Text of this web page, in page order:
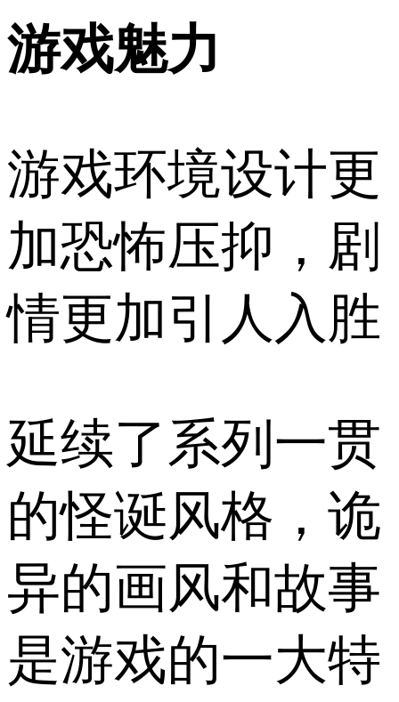
游戏魅力
游戏环境设计更
加恐怖压抑，剧
情更加引人入胜
延续了系列一贯
的怪诞风格，诡
异的画风和故事
是游戏的一大特